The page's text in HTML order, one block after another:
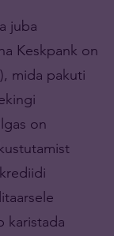
juba
Keskpank on
mida pakuti
on
karistada